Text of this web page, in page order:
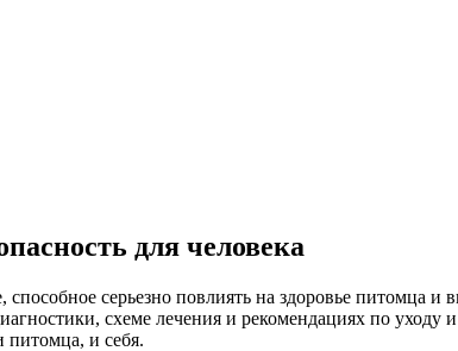
для человека
серьезно повлиять на здоровье питомца
схеме лечения и рекомендациях по
питомца, и себя.